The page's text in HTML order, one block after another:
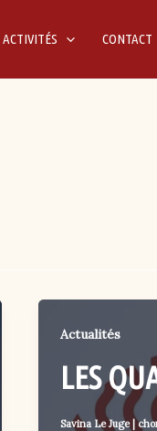
ACTIVITÉS CONTACT
Actualités
LES
Savina Le Juge |